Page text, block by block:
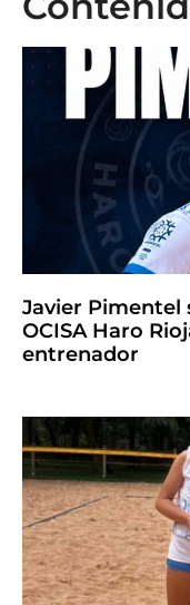
Javier Pimentel
OCISA Haro
entrenador